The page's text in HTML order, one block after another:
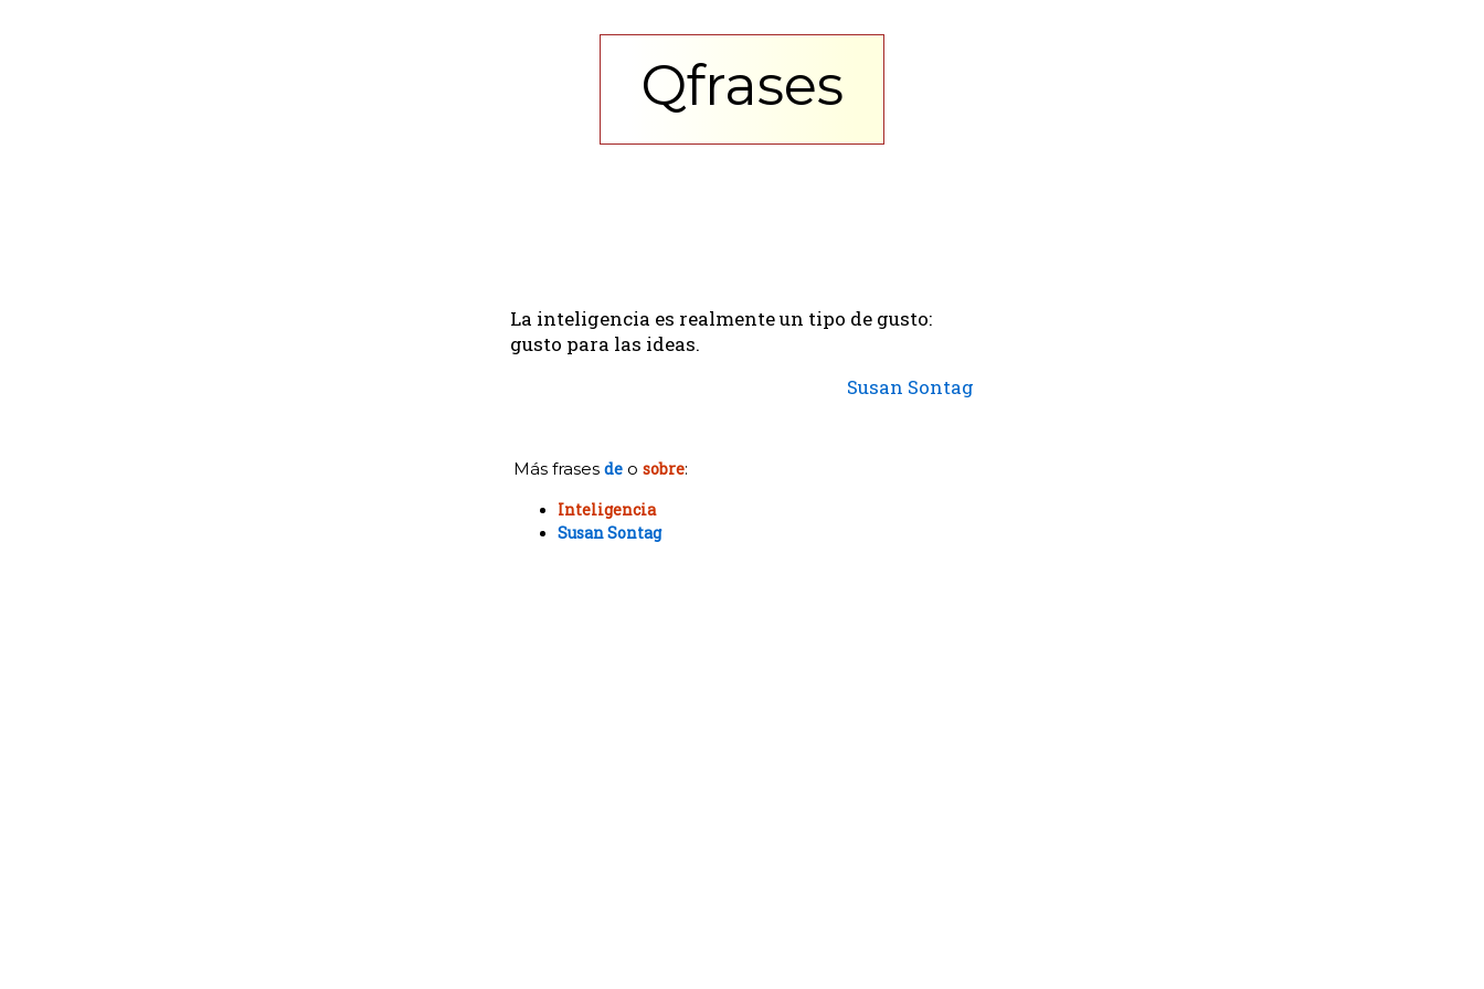
Qfrases
La inteligencia es realmente un tipo de gusto:
gusto para las ideas.
Susan Sontag
Más frases de o sobre:
Inteligencia
Susan Sontag